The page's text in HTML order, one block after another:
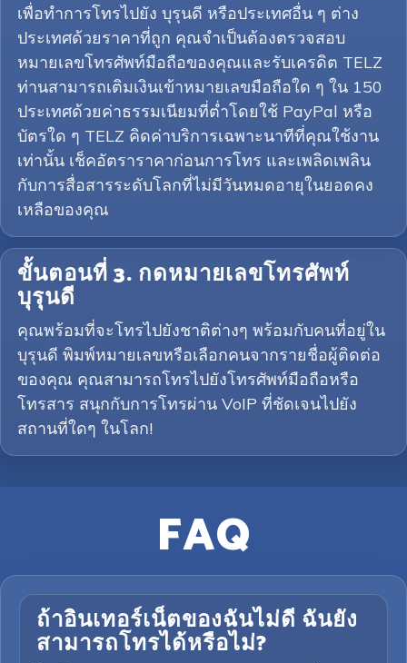
เพื่อทำการโทรไปยัง บุรุนดี หรือประเทศอื่น ๆ ต่าง
ประเทศด้วยราคาที่ถูก คุณจำเป็นต้องตรวจสอบ
หมายเลขโทรศัพท์มือถือของคุณและรับเครดิต TELZ
ท่านสามารถเติมเงินเข้าหมายเลขมือถือใด ๆ ใน 150
ประเทศด้วยค่าธรรมเนียมที่ต่ำโดยใช้ PayPal หรือ
บัตรใด ๆ TELZ คิดค่าบริการเฉพาะนาทีที่คุณใช้งาน
เท่านั้น เช็คอัตราราคาก่อนการโทร และเพลิดเพลิน
กับการสื่อสารระดับโลกที่ไม่มีวันหมดอายุในยอดคง
เหลือของคุณ
ขั้นตอนที่ 3. กดหมายเลขโทรศัพท์
บุรุนดี
คุณพร้อมที่จะโทรไปยังชาติต่างๆ พร้อมกับคนที่อยู่ใน
บุรุนดี พิมพ์หมายเลขหรือเลือกคนจากรายชื่อผู้ติดต่อ
ของคุณ คุณสามารถโทรไปยังโทรศัพท์มือถือหรือ
โทรสาร สนุกกับการโทรผ่าน VoIP ที่ชัดเจนไปยัง
สถานที่ใดๆ ในโลก!
FAQ
ถ้าอินเทอร์เน็ตของฉันไม่ดี ฉันยัง
สามารถโทรได้หรือไม่?